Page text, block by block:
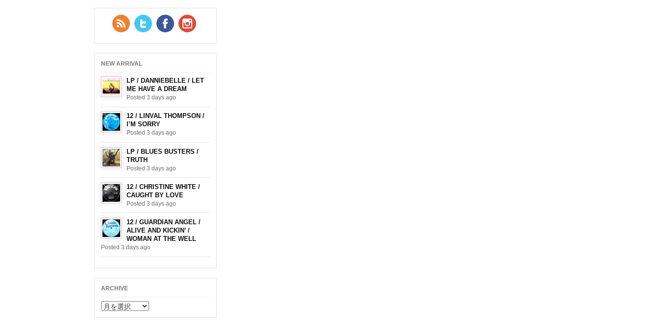
RSS FeedTwitter Facebook
NEW ARRIVAL
LP / DANNIEBELLE / LET
ME HAVE A DREAM
Posted 3 days ago
12 / LINVAL THOMPSON /
I’M SORRY
Posted 3 days ago
LP / BLUES BUSTERS /
TRUTH
Posted 3 days ago
12 / CHRISTINE WHITE /
CAUGHT BY LOVE
Posted 3 days ago
12 / GUARDIAN ANGEL /
ALIVE AND KICKIN’ /
WOMAN AT THE WELL
Posted 3 days ago
ARCHIVE
ARCHIVE